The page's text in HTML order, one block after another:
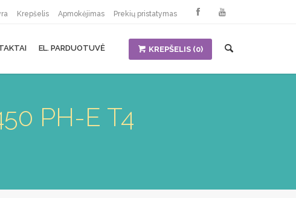
Krepšelis Apmokėjimas Prekių pristatymas
EL. PARDUOTUVĖ KREPŠELIS (0)
PH-E T4